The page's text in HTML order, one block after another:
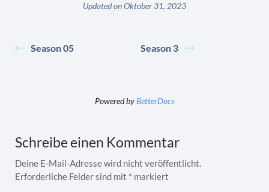
Updated on Oktober 31, 2023
Season 05 Season 3
Powered by BetterDocs
Schreibe einen Kommentar
Deine E-Mail-Adresse wird nicht veröffentlicht.
Erforderliche Felder sind mit * markiert